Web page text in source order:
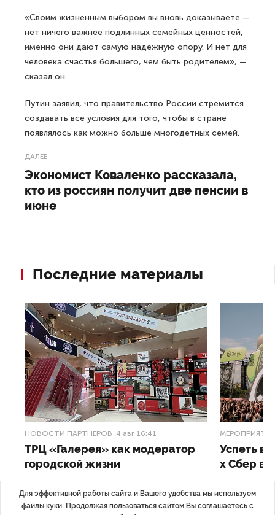
«Своим жизненным выбором вы вновь доказываете —
нет ничего важнее подлинных семейных ценностей,
именно они дают самую надежную опору. И нет для
человека счастья большего, чем быть родителем», —
сказал он.
Путин заявил, что правительство России стремится
создавать все условия для того, чтобы в стране
появлялось как можно больше многодетных семей.
ДАЛЕЕ
Экономист Коваленко рассказала,
кто из россиян получит две пенсии в
июне
Последние материалы
НОВОСТИ ПАРТНЕРОВ ,4 авг 16:41
ТРЦ «Галерея» как модератор
городской жизни
Трансформация торговых центров в условиях
конкуренции с маркетплейсами.
МЕРОПРИЯТИЯ
Успеть
x Сбер в
Для эффективной работы сайта и Вашего удобства мы используем
файлы куки. Продолжая пользоваться сайтом Вы соглашаетесь с